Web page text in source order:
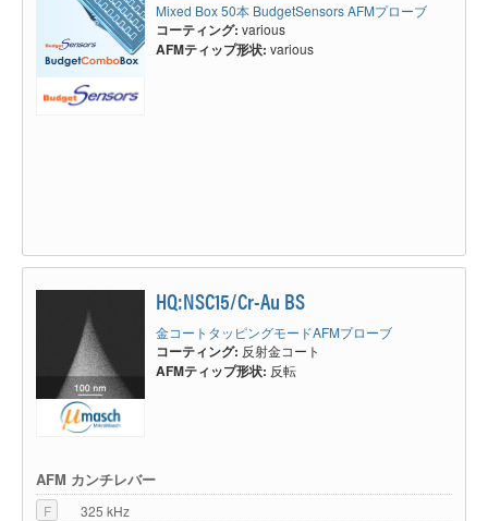
Mixed Box 50本 BudgetSensors AFMプローブ
コーティング: various
AFMティップ形状: various
HQ:NSC15/Cr-Au BS
金コートタッピングモードAFMプローブ
コーティング: 反射金コート
AFMティップ形状: 反転
AFM カンチレバー
F
325 kHz